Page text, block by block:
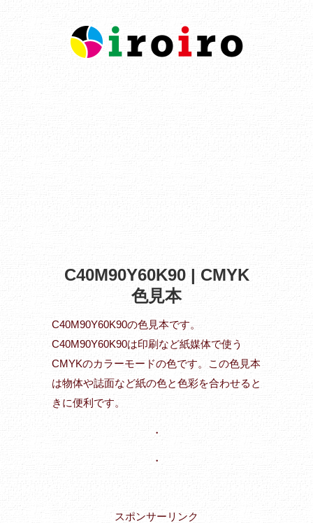
C40M90Y60K90 | CMYK
色見本
C40M90Y60K90の色見本です。
C40M90Y60K90は印刷など紙媒体で使う
CMYKのカラーモードの色です。この色見本
は物体や誌面など紙の色と色彩を合わせると
きに便利です。
・
・
スポンサーリンク